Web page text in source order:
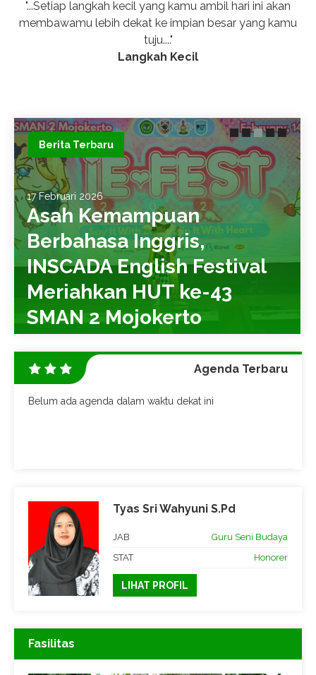
"...Setiap langkah kecil yang kamu ambil hari ini akan
membawamu lebih dekat ke impian besar yang kamu
tuju...."
Langkah Kecil
Berita Terbaru
17 Februari 2026
Asah Kemampuan
Berbahasa Inggris,
INSCADA English Festival
Meriahkan HUT ke-43
SMAN 2 Mojokerto
Agenda Terbaru
Belum ada agenda dalam waktu dekat ini
Tyas Sri Wahyuni S.Pd
JAB
Guru Seni Budaya
STAT
Honorer
LIHAT PROFIL
Fasilitas